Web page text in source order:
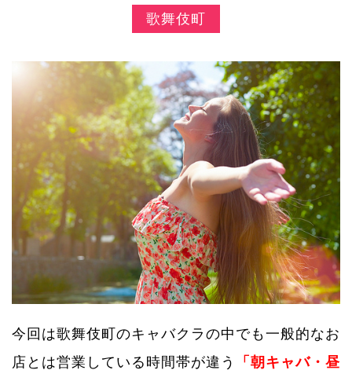
歌舞伎町
今回は歌舞伎町のキャバクラの中でも一般的なお
店とは営業している時間帯が違う
「朝キャバ・昼